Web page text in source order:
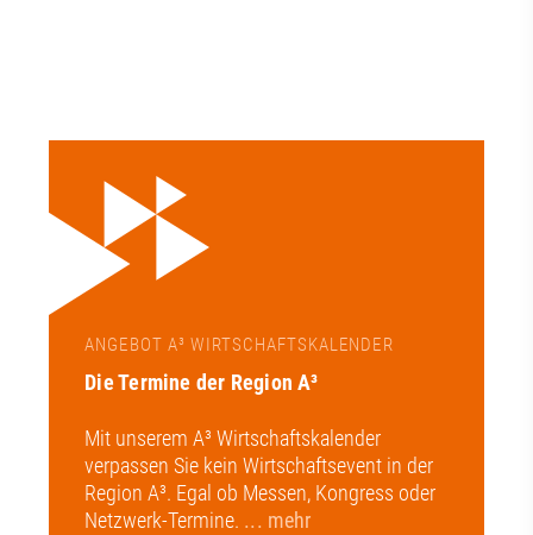
ANGEBOT A³ WIRTSCHAFTSKALENDER
Die Termine der Region A³
Mit unserem A³ Wirtschaftskalender
verpassen Sie kein Wirtschaftsevent in der
Region A³. Egal ob Messen, Kongress oder
Netzwerk-Termine. ... mehr